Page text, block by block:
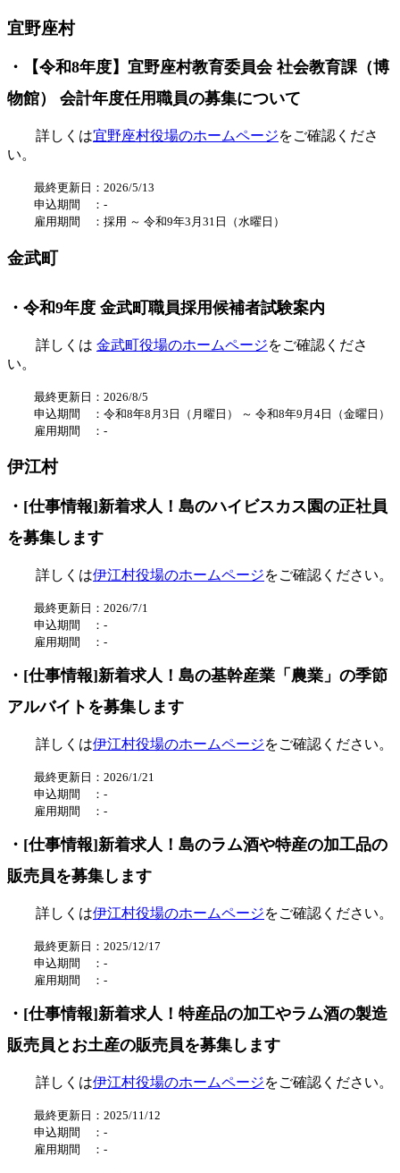
宜野座村
・【令和8年度】宜野座村教育委員会 社会教育課（博
物館） 会計年度任用職員の募集について
詳しくは宜野座村役場のホームページをご確認くださ
い。
最終更新日：2026/5/13
申込期間 ：-
雇用期間 ： 採用 ～ 令和9年3月31日（水曜日）
金武町
・令和9年度 金武町職員採用候補者試験案内
詳しくは 金武町役場のホームページをご確認くださ
い。
最終更新日：2026/8/5
申込期間 ： 令和8年8 月3日（ 月曜日 ） ～ 令和8年9 月4日（金曜日）
雇用期間 ： -
伊江村
・[仕事情報]新着求人！島のハイビスカス園の正社員
を募集します
詳しくは伊江村役場のホームページをご確認ください。
最終更新日：2026/7/1
申込期間 ：-
雇用期間 ： -
・[仕事情報]新着求人！島の基幹産業「農業」の季節
アルバイトを募集します
詳しくは伊江村役場のホームページをご確認ください。
最終更新日：2026/1/21
申込期間 ： -
雇用期間 ： -
・[仕事情報]新着求人！島のラム酒や特産の加工品の
販売員を募集します
詳しくは伊江村役場のホームページをご確認ください。
最終更新日：2025/12/17
申込期間 ： -
雇用期間 ： -
・[仕事情報]新着求人！特産品の加工やラム酒の製造
販売員とお土産の販売員を募集します
詳しくは伊江村役場のホームページをご確認ください。
最終更新日：2025/11/12
申込期間 ：-
雇用期間 ：-